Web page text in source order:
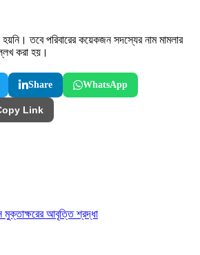
তবে পরিবারের কয়েকজন সদস্যের নাম মামলার
করা হয়।
Share WhatsApp
Link
মুক্তাক্ষরের আবৃত্তি শ্রদ্ধা